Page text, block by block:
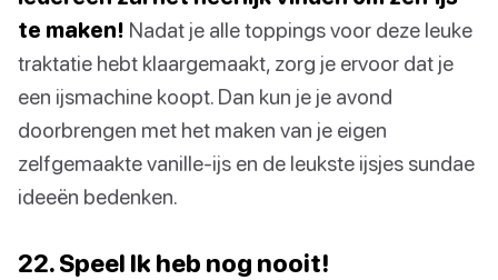
te maken! Nadat je alle toppings voor deze leuke
traktatie hebt klaargemaakt, zorg je ervoor dat je
een ijsmachine koopt. Dan kun je je avond
doorbrengen met het maken van je eigen
zelfgemaakte vanille-ijs en de leukste ijsjes sundae
ideeën bedenken.
22. Speel Ik heb nog nooit!